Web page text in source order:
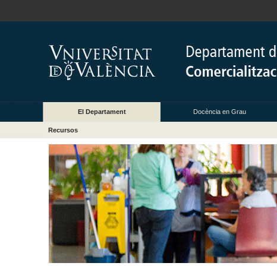
El Departament Docència en Grau
Recursos